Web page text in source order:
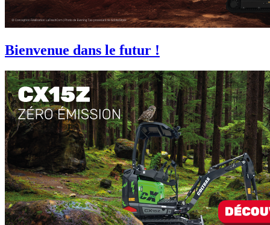
Bienvenue dans le futur !